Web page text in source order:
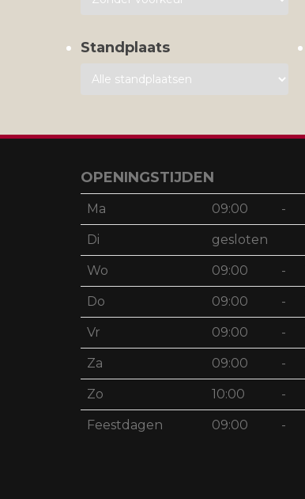
Standplaats
OPENINGSTIJDEN
Ma 09:00 -
Di gesloten
Wo 09:00 -
Do 09:00 -
Vr 09:00 -
Za 09:00 -
Zo 10:00 -
Feestdagen 09:00 -